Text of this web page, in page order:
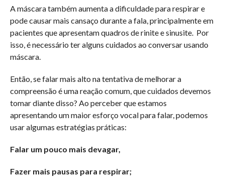
A máscara também aumenta a dificuldade para respirar e
pode causar mais cansaço durante a fala, principalmente em
pacientes que apresentam quadros de rinite e sinusite. Por
isso, é necessário ter alguns cuidados ao conversar usando
máscara.
Então, se falar mais alto na tentativa de melhorar a
compreensão é uma reação comum, que cuidados devemos
tomar diante disso? Ao perceber que estamos
apresentando um maior esforço vocal para falar, podemos
usar algumas estratégias práticas:
Falar um pouco mais devagar,
Fazer mais pausas para respirar;